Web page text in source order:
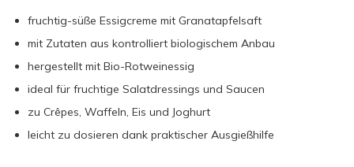
fruchtig-süße Essigcreme mit Granatapfelsaft
mit Zutaten aus kontrolliert biologischem Anbau
hergestellt mit Bio-Rotweinessig
ideal für fruchtige Salatdressings und Saucen
zu Crêpes, Waffeln, Eis und Joghurt
leicht zu dosieren dank praktischer Ausgießhilfe